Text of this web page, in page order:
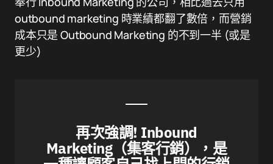
outbound marketing 時業績都翻了數倍，而營銷
成本只是 Outbound Marketing 的不到一半 (或是
更少)
再次強調! Inbound
Marketing（集客行銷），是